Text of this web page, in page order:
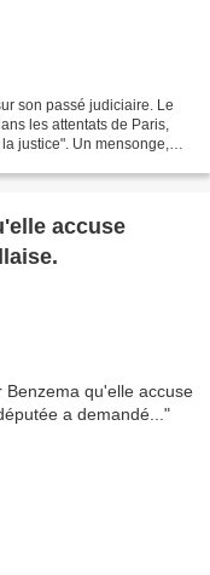
son passé judiciaire. Le
les attentats de Paris,
justice". Un mensonge,
accuse